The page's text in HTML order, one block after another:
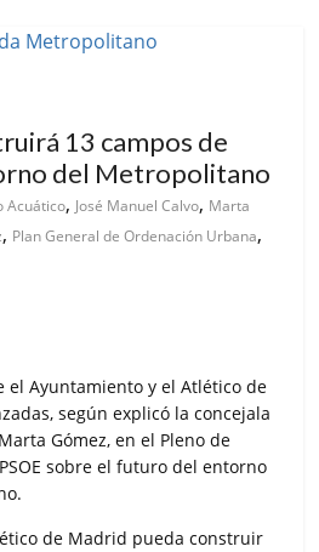
13 campos de
del Metropolitano
Acuático, José Manuel Calvo, Marta
, Plan General de Ordenación Urbana,
el Ayuntamiento y el Atlético de
según explicó la concejala
Gómez, en el Pleno de
sobre el futuro del entorno
de Madrid pueda construir